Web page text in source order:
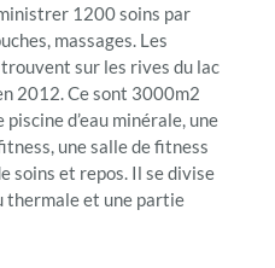
1200 soins par
massages. Les
sur les rives du lac
2012. Ce sont 3000m2
piscine d’eau minérale, une
une salle de fitness
soins et repos. Il se divise
thermale et une partie